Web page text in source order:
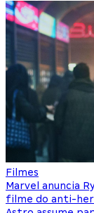
Filmes
Marvel anuncia
filme do anti-